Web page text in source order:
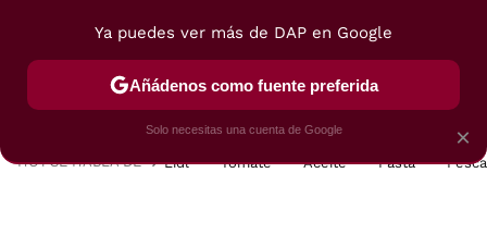
POSTRES VIAJES SELECCIÓN VEGUI
HOY SE HABLA DE Lidl Tomate Aceite Pasta
×
Ya puedes ver más de DAP en Google
Añádenos como fuente preferida
Solo necesitas una cuenta de Google